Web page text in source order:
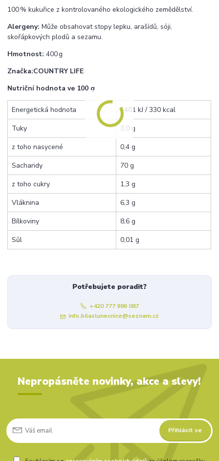
100 % kukuřice z kontrolovaného ekologického zemědělství.
Alergeny: Může obsahovat stopy lepku, arašídů, sóji,
skořápkových plodů a sezamu.
Hmotnost: 400 g
Značka:COUNTRY LIFE
Nutriční hodnota ve 100 g
Energetická hodnota
1401 kJ / 330 kcal
Tuky
3,0 g
z toho nasycené
0,4 g
Sacharidy
70 g
z toho cukry
1,3 g
Vláknina
6,3 g
Bílkoviny
8,6 g
Sůl
0,01 g
Potřebujete poradit?
+420 777 986 087
info.bilaslunecnice@seznam.cz
Nepropásněte novinky, akce a slevy!
Přihlásit se